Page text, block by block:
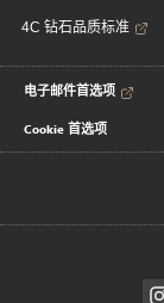
4C 钻石品质标准
电子邮件首选项
Cookie 首选项